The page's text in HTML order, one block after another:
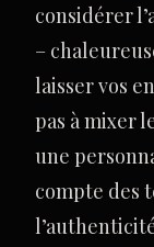
considérer
–
laisser vos
pas à mixer
une
compte des